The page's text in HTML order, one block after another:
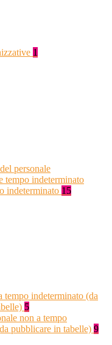
1
personale
tempo indeterminato
indeterminato 15
tempo indeterminato (da
5
non a tempo
pubblicare in tabelle) 9